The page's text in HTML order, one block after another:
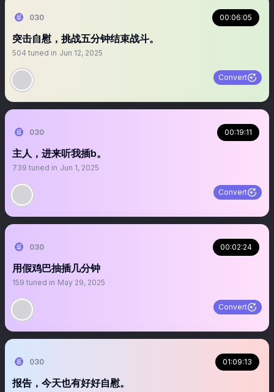
030 00:06:05
突击自慰，挑战五分钟结束战斗。
504 tuned in Jun 12, 2025
Convert
030 00:19:11
主人，进来听我插b。
739 tuned in Jun 1, 2025
Convert
030 00:02:24
用假鸡巴抽插几分钟
159 tuned in May 29, 2025
Convert
030 01:09:13
报告，今天也有好好自慰。